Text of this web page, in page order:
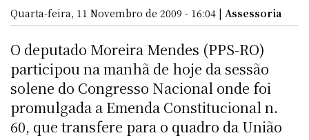
Quarta-feira, 11 Novembro de 2009 - 16:04 | Assessoria
O deputado Moreira Mendes (PPS-RO)
participou na manhã de hoje da sessão
solene do Congresso Nacional onde foi
promulgada a Emenda Constitucional n.
60, que transfere para o quadro da União